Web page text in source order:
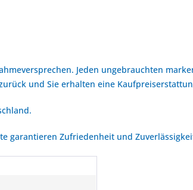
Jeden ungebrauchten
und Sie erhalten eine
garantieren Zufriedenheit und